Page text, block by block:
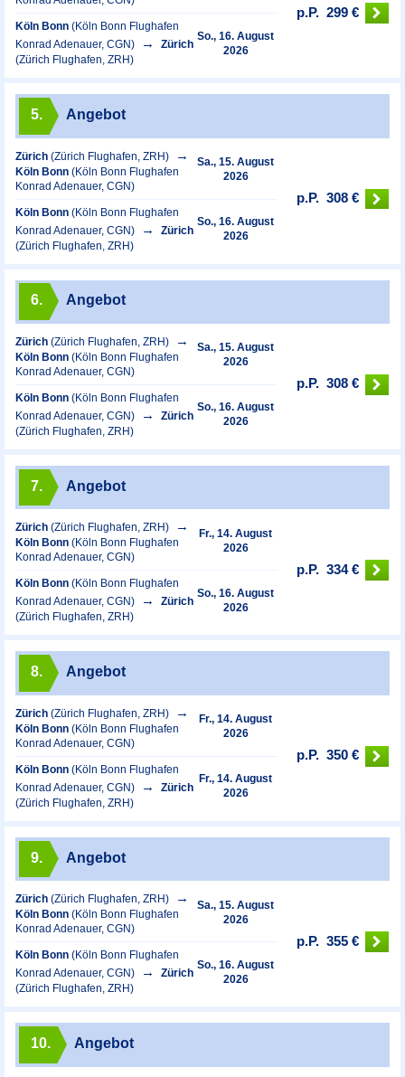
Köln Bonn (Köln Bonn Flughafen
Konrad Adenauer, CGN)
Zürich
(Zürich Flughafen, ZRH)
So., 16. August
2026
p.P. 299 €
5. Angebot
Zürich (Zürich Flughafen, ZRH)
Köln Bonn (Köln Bonn Flughafen
Konrad Adenauer, CGN)
Sa., 15. August
2026
Köln Bonn (Köln Bonn Flughafen
Konrad Adenauer, CGN)
Zürich
(Zürich Flughafen, ZRH)
So., 16. August
2026
p.P. 308 €
6. Angebot
Zürich (Zürich Flughafen, ZRH)
Köln Bonn (Köln Bonn Flughafen
Konrad Adenauer, CGN)
Sa., 15. August
2026
Köln Bonn (Köln Bonn Flughafen
Konrad Adenauer, CGN)
Zürich
(Zürich Flughafen, ZRH)
So., 16. August
2026
p.P. 308 €
7. Angebot
Zürich (Zürich Flughafen, ZRH)
Köln Bonn (Köln Bonn Flughafen
Konrad Adenauer, CGN)
Fr., 14. August
2026
Köln Bonn (Köln Bonn Flughafen
Konrad Adenauer, CGN)
Zürich
(Zürich Flughafen, ZRH)
So., 16. August
2026
p.P. 334 €
8. Angebot
Zürich (Zürich Flughafen, ZRH)
Köln Bonn (Köln Bonn Flughafen
Konrad Adenauer, CGN)
Fr., 14. August
2026
Köln Bonn (Köln Bonn Flughafen
Konrad Adenauer, CGN)
Zürich
(Zürich Flughafen, ZRH)
Fr., 14. August
2026
p.P. 350 €
9. Angebot
Zürich (Zürich Flughafen, ZRH)
Köln Bonn (Köln Bonn Flughafen
Konrad Adenauer, CGN)
Sa., 15. August
2026
Köln Bonn (Köln Bonn Flughafen
Konrad Adenauer, CGN)
Zürich
(Zürich Flughafen, ZRH)
So., 16. August
2026
p.P. 355 €
10. Angebot